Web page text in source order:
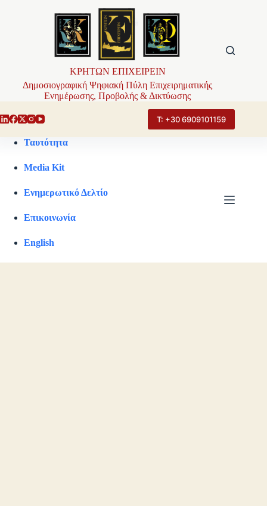
ΚΡΗΤΩΝ ΕΠΙΧΕΙΡΕΙΝ
Δημοσιογραφική Ψηφιακή Πύλη Επιχειρηματικής
Ενημέρωσης, Προβολής & Δικτύωσης
Τ: +30 6909101159
Ταυτότητα
Media Kit
Ενημερωτικό Δελτίο
Επικοινωνία
English